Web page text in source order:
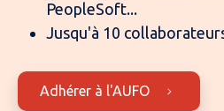
PeopleSoft...
Jusqu'à 10
Adhérer à l'AUFO